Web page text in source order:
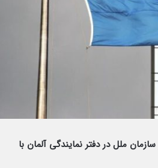
ملل در دفتر نمایندگی آلمان با